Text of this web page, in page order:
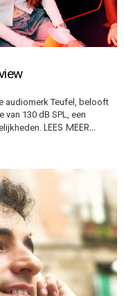
audiomerk Teufel, belooft
130 dB SPL, een
LEES MEER…